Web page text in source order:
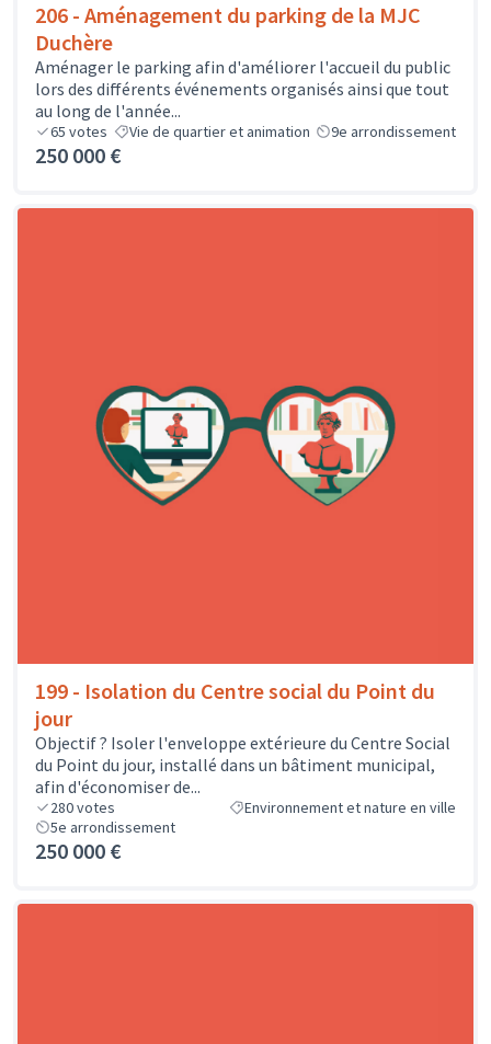
206 - Aménagement du parking de la MJC
Duchère
Aménager le parking afin d'améliorer l'accueil du public
lors des différents événements organisés ainsi que tout
au long de l'année...
65 votes Vie de quartier et animation 9e arrondissement
250 000 €
199 - Isolation du Centre social du Point du
jour
Objectif ? Isoler l'enveloppe extérieure du Centre Social
du Point du jour, installé dans un bâtiment municipal,
afin d'économiser de...
280votes
Environnement et nature en ville
5e arrondissement
250 000 €